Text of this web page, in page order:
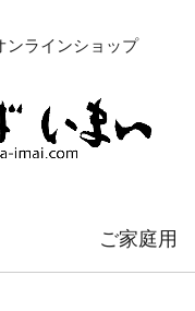
ンラインショップ
ご家庭用